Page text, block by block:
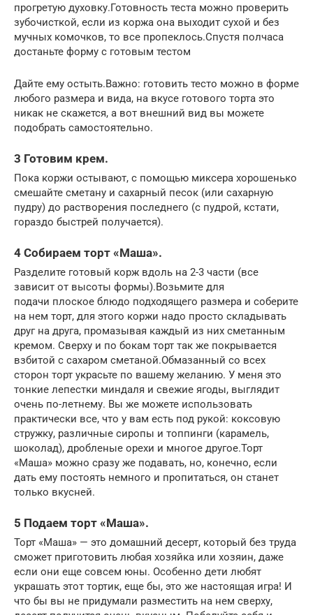
прогретую духовку.Готовность теста можно проверить
зубочисткой, если из коржа она выходит сухой и без
мучных комочков, то все пропеклось.Спустя полчаса
достаньте форму с готовым тестом
Дайте ему остыть.Важно: готовить тесто можно в форме
любого размера и вида, на вкусе готового торта это
никак не скажется, а вот внешний вид вы можете
подобрать самостоятельно.
3 Готовим крем.
Пока коржи остывают, с помощью миксера хорошенько
смешайте сметану и сахарный песок (или сахарную
пудру) до растворения последнего (с пудрой, кстати,
гораздо быстрей получается).
4 Собираем торт «Маша».
Разделите готовый корж вдоль на 2-3 части (все
зависит от высоты формы).Возьмите для
подачи плоское блюдо подходящего размера и соберите
на нем торт, для этого коржи надо просто складывать
друг на друга, промазывая каждый из них сметанным
кремом. Сверху и по бокам торт так же покрывается
взбитой с сахаром сметаной.Обмазанный со всех
сторон торт украсьте по вашему желанию. У меня это
тонкие лепестки миндаля и свежие ягоды, выглядит
очень по-летнему. Вы же можете использовать
практически все, что у вам есть под рукой: коксовую
стружку, различные сиропы и топпинги (карамель,
шоколад), дробленые орехи и многое другое.Торт
«Маша» можно сразу же подавать, но, конечно, если
дать ему постоять немного и пропитаться, он станет
только вкусней.
5 Подаем торт «Маша».
Торт «Маша» — это домашний десерт, который без труда
сможет приготовить любая хозяйка или хозяин, даже
если они еще совсем юны. Особенно дети любят
украшать этот тортик, еще бы, это же настоящая игра! И
что бы вы не придумали разместить на нем сверху,